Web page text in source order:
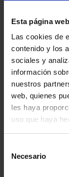
Esta página
Las cookies de
contenido y los
sociales y
información
nuestros
web, quienes
les haya
uso que haya
Necesario